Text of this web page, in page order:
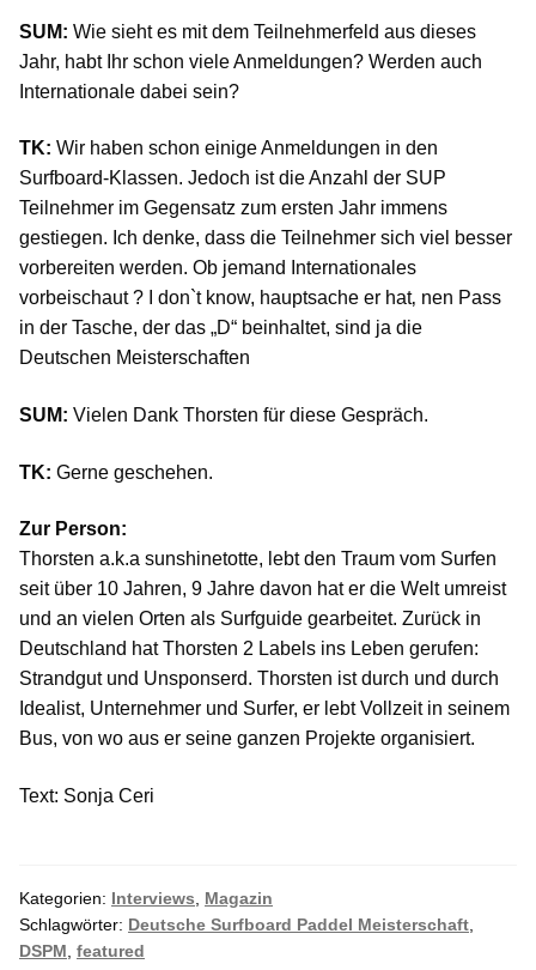
SUM: Wie sieht es mit dem Teilnehmerfeld aus dieses
Jahr, habt Ihr schon viele Anmeldungen? Werden auch
Internationale dabei sein?
TK: Wir haben schon einige Anmeldungen in den
Surfboard-Klassen. Jedoch ist die Anzahl der SUP
Teilnehmer im Gegensatz zum ersten Jahr immens
gestiegen. Ich denke, dass die Teilnehmer sich viel besser
vorbereiten werden. Ob jemand Internationales
vorbeischaut ? I don`t know, hauptsache er hat‚ nen Pass
in der Tasche, der das „D“ beinhaltet, sind ja die
Deutschen Meisterschaften
SUM: Vielen Dank Thorsten für diese Gespräch.
TK: Gerne geschehen.
Zur Person:
Thorsten a.k.a sunshinetotte, lebt den Traum vom Surfen
seit über 10 Jahren, 9 Jahre davon hat er die Welt umreist
und an vielen Orten als Surfguide gearbeitet. Zurück in
Deutschland hat Thorsten 2 Labels ins Leben gerufen:
Strandgut und Unsponserd. Thorsten ist durch und durch
Idealist, Unternehmer und Surfer, er lebt Vollzeit in seinem
Bus, von wo aus er seine ganzen Projekte organisiert.
Text: Sonja Ceri
Kategorien: Interviews, Magazin
Schlagwörter: Deutsche Surfboard Paddel Meisterschaft,
DSPM, featured